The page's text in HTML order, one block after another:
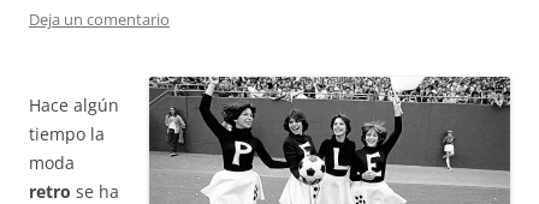
Deja un comentario
Hace algún
tiempo la
moda
retro se ha